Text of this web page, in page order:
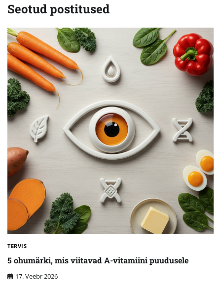
Seotud postitused
TERVIS
5 ohumärki, mis viitavad A-vitamiini puudusele
17. Veebr 2026